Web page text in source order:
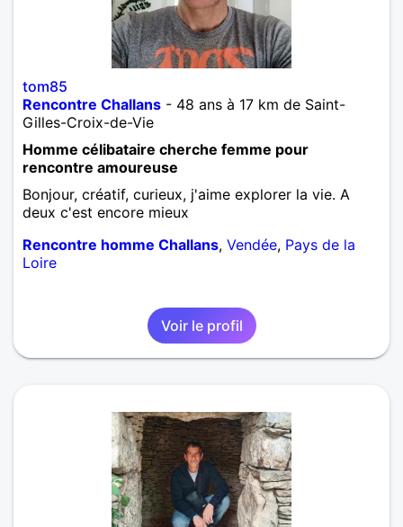
tom85
Rencontre Challans - 48 ans à 17 km de Saint-
Gilles-Croix-de-Vie
Homme célibataire cherche femme pour
rencontre amoureuse
Bonjour, créatif, curieux, j'aime explorer la vie. A
deux c'est encore mieux
Rencontre homme Challans, Vendée, Pays de la
Loire
Voir le profil